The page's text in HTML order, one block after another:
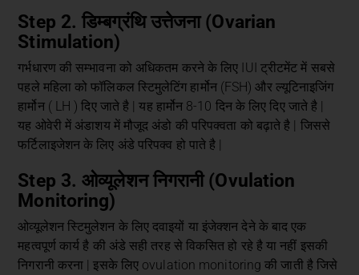
Step 2. डिम्बग्रंथि उत्तेजना (Ovarian
Stimulation)
गर्भधारण की सम्भावना को अधिकतम करने के लिए IUI ट्रीटमेंट में सबसे
पहले महिला को फॉलिकल स्टिमुलेटिंग हार्मोन (FSH) और ल्यूटिनाइजिंग
हार्मोन ( LH ) दिए जाते है | यह हार्मोन 8-10 दिन के लिए दिए जाते है |
यह ओवेरी में अंडाशय में मौजूद अंडो की परिपक्वता को बढ़ाते है | जिससे
फर्टिलाइजेशन के लिए अंडे परिपक्व हो पाते है |
Step 3. ओव्यूलेशन निगरानी (Ovulation
Monitoring)
ओव्यूलेशन स्टिमुलेशन के लिए दवाइयों या इंजेक्शन देने के बाद एक
महत्वपूर्ण कार्य है की अंडे सही तरह से विकसित हो रहे है या नहीं इसकी
निगरानी करना | इसके लिए ovulation monitoring की जाती है जिसे